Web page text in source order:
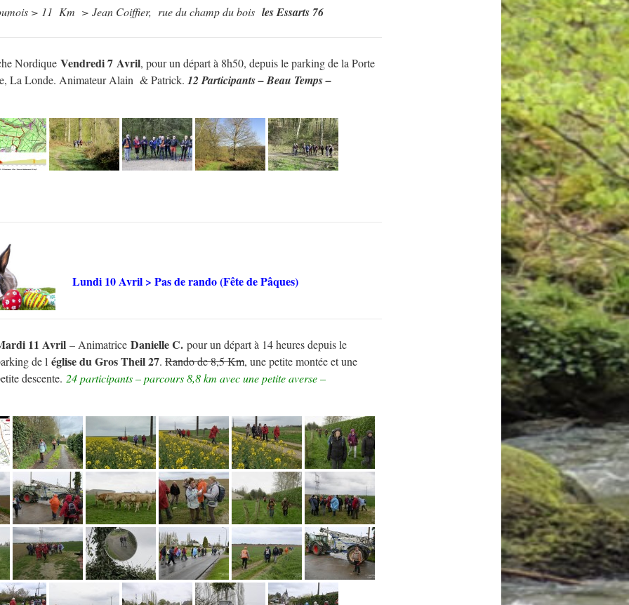
> 11 Km > Jean Coiffier, rue du champ du bois les Essarts 76
Nordique Vendredi 7 Avril, pour un départ à 8h50, depuis le parking de la Porte
La Londe. Animateur Alain & Patrick. 12 Participants – Beau Temps –
Lundi 10 Avril > Pas de rando (Fête de Pâques)
11 Avril – Animatrice Danielle C. pour un départ à 14 heures depuis le
de l église du Gros Theil 27. Rando de 8,5 Km, une petite montée et une
descente. 24 participants – parcours 8,8 km avec une petite averse –